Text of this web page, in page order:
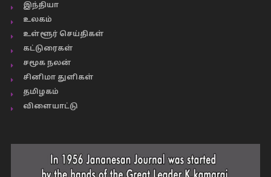
இந்தியா
உலகம்
உள்ளூர் செய்திகள்
கட்டுரைகள்
சமூக நலன்
சினிமா துளிகள்
தமிழகம்
விளையாட்டு